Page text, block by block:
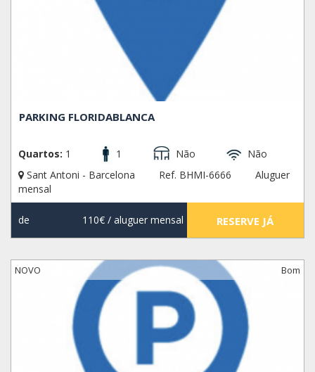
PARKING FLORIDABLANCA
Quartos: 1 1 Não
Não
Sant Antoni - Barcelona
Ref. BHMI-6666
Aluguer
mensal
de 110€/ aluguer mensal RESERVE JÁ
NOVO Bom